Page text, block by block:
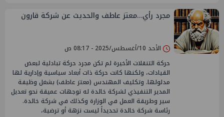
مجرد رأي…معتز عاطف والحديث عن شركة قارون
الأحد 10/أغسطس/2025 - 08:17 ص
حركة التنقلات الأخيرة لم تكن مجرد حركة تبادلية لبعض
القيادات، ولكنها كانت حركة ذات أبعاد سياسية وإدارية لها
مدلولها. وتكليف المهندس (معتز عاطف) بشغل وظيفة
المدير التنفيذي لشركة خالدة له توجهات عميقة نحو تعديل
سير وطريقة العمل في الوزارة وكذلك في شركة خالدة.
رئاسة شركة خالدة تحديداً ليست نزهة أو ترضية،